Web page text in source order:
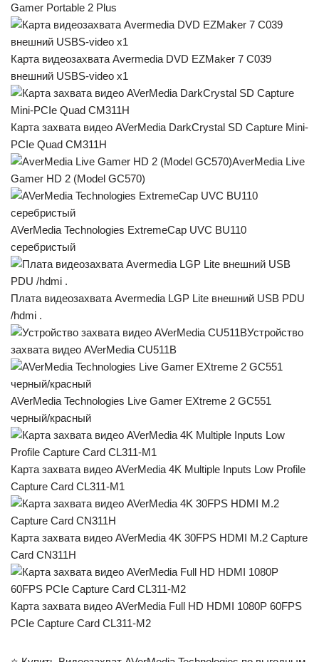
Gamer Portable 2 Plus
Карта видеозахвата Avermedia DVD EZMaker 7 C039
внешний USBS-video x1
Карта захвата видео AVerMedia DarkCrystal SD Capture Mini-
PCIe Quad CM311H
AverMedia Live
Gamer HD 2 (Model GC570)
AVerMedia Technologies ExtremeCap UVC BU110
серебристый
Плата видеозахвата Avermedia LGP Lite внешний USB PDU
/hdmi .
Устройство
захвата видео AVerMedia CU511B
AVerMedia Technologies Live Gamer EXtreme 2 GC551
черный/красный
Карта захвата видео AVerMedia 4K Multiple Inputs Low Profile
Capture Card CL311-M1
Карта захвата видео AVerMedia 4K 30FPS HDMI M.2 Capture
Card CN311H
Карта захвата видео AVerMedia Full HD HDMI 1080P 60FPS
PCIe Capture Card CL311-M2